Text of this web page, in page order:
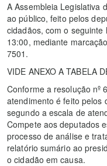
A Assembleia Legislativa
ao público, feito pelos
cidadãos, com o seguinte
13:00, mediante
7501.
VIDE ANEXO A TABELA
Conforme a resolução nº
atendimento é feito pelos
segundo a escala de
Compete aos deputados
processo de análise e
relatório sumário ao
o cidadão em causa.